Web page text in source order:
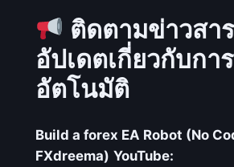
ติดตามข่าวสา
อัปเดตเกี่ยวกับกา
อัตโนมัติ
Build a forex EA Robot (No
FXdreema) YouTube: